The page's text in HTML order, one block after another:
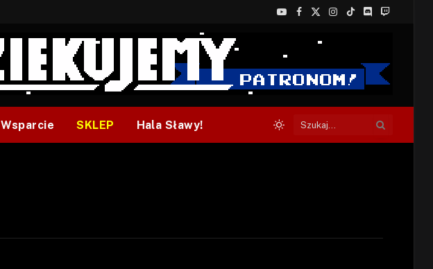
YouTube
Facebook
X
Instagram
TikTokDiscordTwitch
Wsparcie SKLEP Hala Sławy!